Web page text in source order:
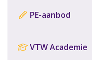
PE-aanbod
VTW Academie